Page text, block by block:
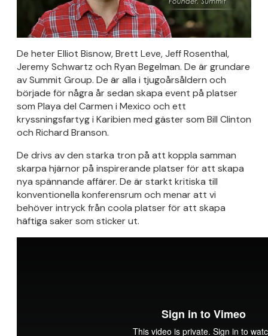
De heter Elliot Bisnow, Brett Leve, Jeff Rosenthal,
Jeremy Schwartz och Ryan Begelman. De är grundare
av Summit Group. De är alla i tjugoårsåldern och
började för några år sedan skapa event på platser
som Playa del Carmen i Mexico och ett
kryssningsfartyg i Karibien med gäster som Bill Clinton
och Richard Branson.
De drivs av den starka tron på att koppla samman
skarpa hjärnor på inspirerande platser för att skapa
nya spännande affärer. De är starkt kritiska till
konventionella konferensrum och menar att vi
behöver intryck från coola platser för att skapa
häftiga saker som sticker ut.